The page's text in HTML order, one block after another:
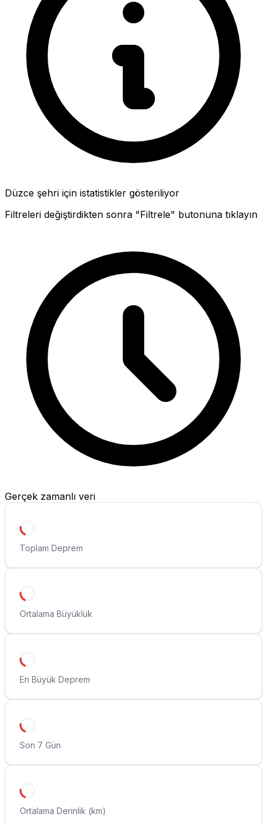
Düzce şehri için istatistikler gösteriliyor
Filtreleri değiştirdikten sonra "Filtrele" butonuna tıklayın
Gerçek zamanlı veri
Toplam Deprem
Ortalama Büyüklük
En Büyük Deprem
Son 7 Gün
Ortalama Derinlik (km)